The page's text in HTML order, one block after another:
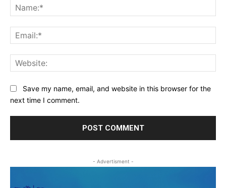
Save my name, email, and website in this browser for the
next time I comment.
- Advertisment -